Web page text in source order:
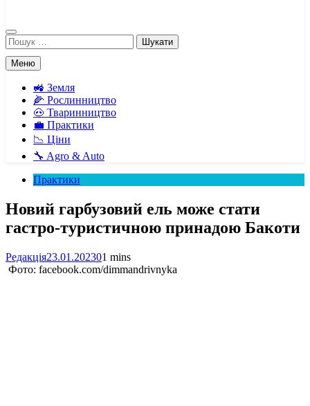
Пошук:
Меню
🚜 Земля
🌽 Рослинництво
🐽 Тваринництво
💼 Практики
📉 Ціни
🔧 Agro & Auto
Практики
Новий гарбузовий ель може стати
гастро-туристичною принадою Бакоти
Редакція23.01.202301 mins
Фото: facebook.com/dimmandrivnyka